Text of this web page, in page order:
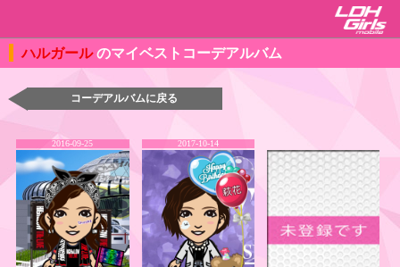
ハルガールのマイベストコーデアルバム
コーデアルバムに戻る
2016-09-25 2017-10-14